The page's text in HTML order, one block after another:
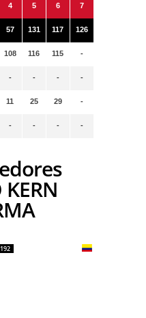
4
57
108
-
11
-
5
131
116
-
25
-
6
117
115
-
29
-
7
126
-
-
-
-
192